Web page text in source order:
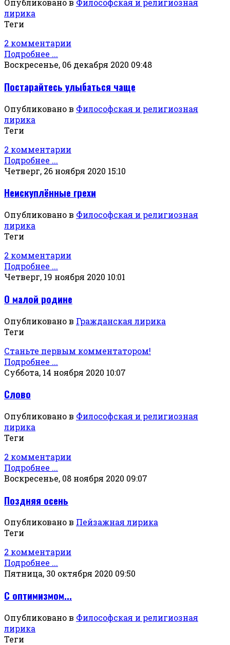
Опубликовано в Философская и религиозная
лирика
Теги
2 комментарии
Подробнее ...
Воскресенье, 06 декабря 2020 09:48
Постарайтесь улыбаться чаще
Опубликовано в Философская и религиозная
лирика
Теги
2 комментарии
Подробнее ...
Четверг, 26 ноября 2020 15:10
Неискуплённые грехи
Опубликовано в Философская и религиозная
лирика
Теги
2 комментарии
Подробнее ...
Четверг, 19 ноября 2020 10:01
О малой родине
Опубликовано в Гражданская лирика
Теги
Станьте первым комментатором!
Подробнее ...
Суббота, 14 ноября 2020 10:07
Слово
Опубликовано в Философская и религиозная
лирика
Теги
2 комментарии
Подробнее ...
Воскресенье, 08 ноября 2020 09:07
Поздняя осень
Опубликовано в Пейзажная лирика
Теги
2 комментарии
Подробнее ...
Пятница, 30 октября 2020 09:50
С оптимизмом...
Опубликовано в Философская и религиозная
лирика
Теги